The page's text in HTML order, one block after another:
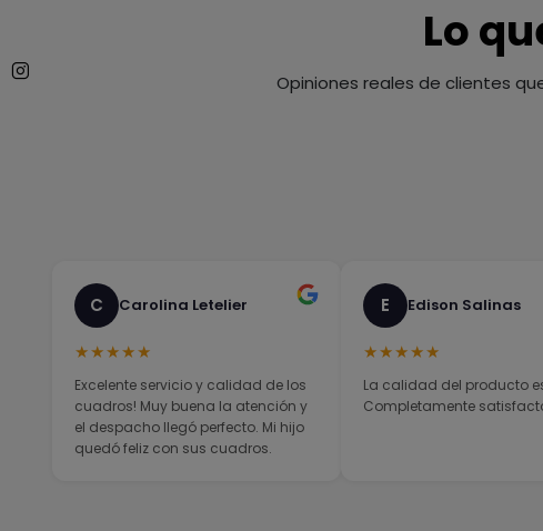
Lo
Opiniones reales de clientes
C Carolina Letelier
★★★★★
Excelente servicio y calidad de los
cuadros! Muy buena la atención y
el despacho llegó perfecto. Mi hijo
quedó feliz con sus cuadros.
E Edison Salinas
★★★★★
La calidad del producto
Completamente